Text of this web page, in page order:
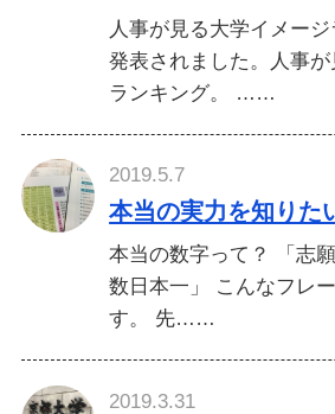
人事が見る大学イメー
発表されました。人事
ランキング。 ……
2019.5.7
本当の実力を知りた
本当の数字って？ 「志
数日本一」 こんなフレ
す。 先……
2019.3.31